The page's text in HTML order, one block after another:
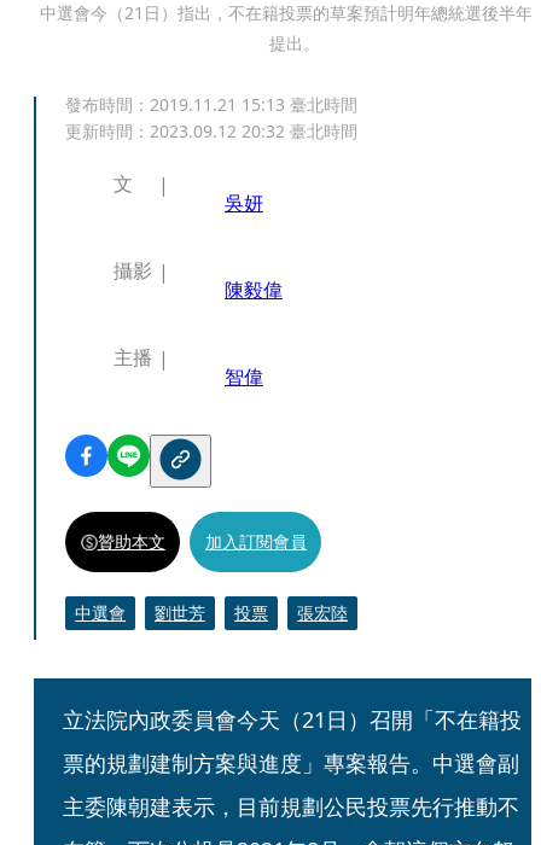
中選會今（21日）指出，不在籍投票的草案預計明年總統選後半年
提出。
發布時間： 2019.11.21 15:13 臺北時間
更新時間： 2023.09.12 20:32 臺北時間
文
吳妍
攝影
陳毅偉
主播
智偉
贊助本文 加入訂閱會員
中選會 劉世芳 投票 張宏陸
立法院內政委員會今天（21日）召開「不在籍投
票的規劃建制方案與進度」專案報告。中選會副
主委陳朝建表示，目前規劃公民投票先行推動不